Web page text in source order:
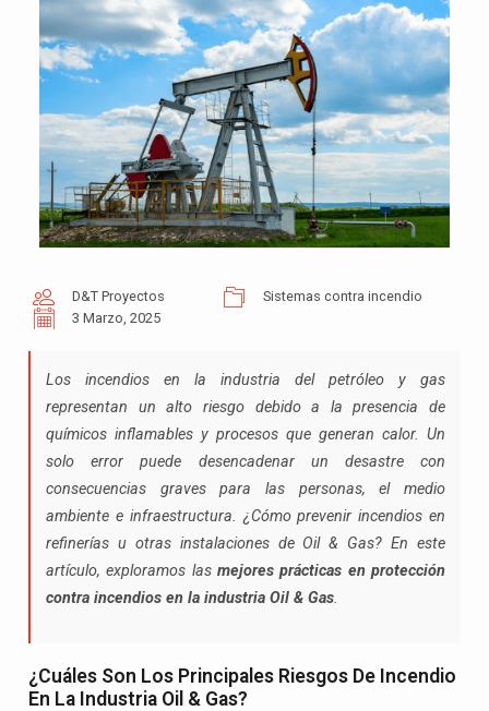
D&T Proyectos
Sistemas contra incendio
3 Marzo, 2025
Los incendios en la industria del petróleo y gas
representan un alto riesgo debido a la presencia de
químicos inflamables y procesos que generan calor. Un
solo error puede desencadenar un desastre con
consecuencias graves para las personas, el medio
ambiente e infraestructura. ¿Cómo prevenir incendios en
refinerías u otras instalaciones de Oil & Gas? En este
artículo, exploramos las mejores prácticas en protección
contra incendios en la industria Oil & Gas.
¿Cuáles Son Los Principales Riesgos De Incendio
En La Industria Oil & Gas?